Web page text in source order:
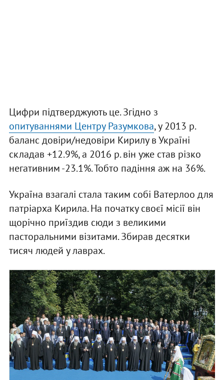
Цифри підтверджують це. Згідно з
опитуваннями Центру Разумкова, у 2013 р.
баланс довіри/недовіри Кирилу в Україні
складав +12.9%, а 2016 р. він уже став різко
негативним -23.1%. Тобто падіння аж на 36%.
Україна взагалі стала таким собі Ватерлоо для
патріарха Кирила. На початку своєї місії він
щорічно приїздив сюди з великими
пасторальними візитами. Збирав десятки
тисяч людей у лаврах.